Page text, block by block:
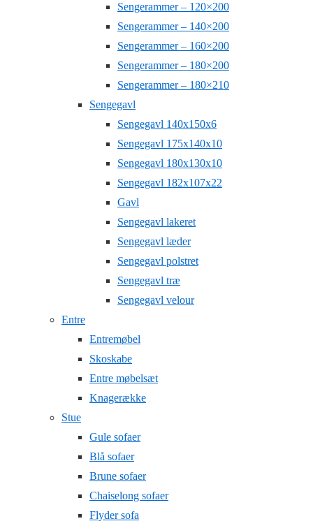
Sengerammer – 120×200
Sengerammer – 140×200
Sengerammer – 160×200
Sengerammer – 180×200
Sengerammer – 180×210
Sengegavl
Sengegavl 140x150x6
Sengegavl 175x140x10
Sengegavl 180x130x10
Sengegavl 182x107x22
Gavl
Sengegavl lakeret
Sengegavl læder
Sengegavl polstret
Sengegavl træ
Sengegavl velour
Entre
Entremøbel
Skoskabe
Entre møbelsæt
Knagerække
Stue
Gule sofaer
Blå sofaer
Brune sofaer
Chaiselong sofaer
Flyder sofa